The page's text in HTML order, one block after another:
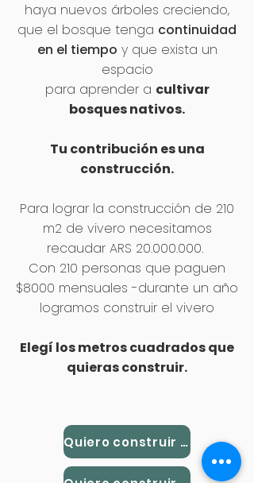
haya nuevos árboles creciendo,
que el bosque tenga continuidad
en el tiempo y que exista un
espacio
para aprender a cultivar
bosques nativos.
Tu contribución es una
construcción.
Para lograr la construcción de 210
m2 de vivero necesitamos
recaudar ARS 20.000.000.
Con 210 personas que paguen
$8000 mensuales -durante un año
logramos construir el vivero
Elegí los metros cuadrados que
quieras construir.
Quiero construir 1 m2